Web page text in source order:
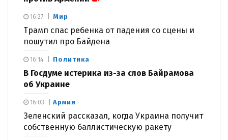
Мир
Трамп спас ребенка от падения со сцены и
пошутил про Байдена
16:27
Политика
В Госдуме истерика из-за слов Байрамова
об Украине
16:14
Армия
Зеленский рассказал, когда Украина получит
собственную баллистическую ракету
16:03